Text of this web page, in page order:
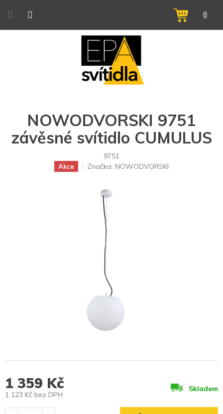
NÁKUPNÍ
KOŠÍK
NOWODVORSKI 9751
závěsné svítidlo CUMULUS
9751
Akce Značka: NOWODVORSKI
1 359 Kč
1 123 Kč bez DPH
Skladem